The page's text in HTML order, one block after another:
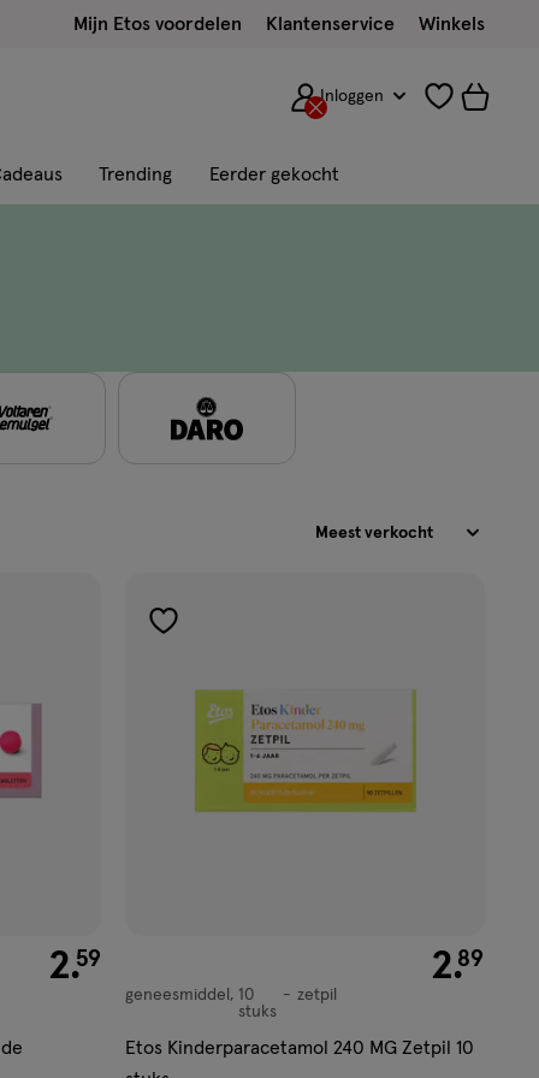
Mijn Etos voordelen Klantenservice Winkels
Inloggen
Trending Eerder gekocht
€ 2.59
2.59
toevoegen
verlanglijst
€ 2.89
2.89
geneesmiddel,
geneesmiddel
10
stuks
zetpil
Etos Kinderparacetamol 240 MG Zetpil 10